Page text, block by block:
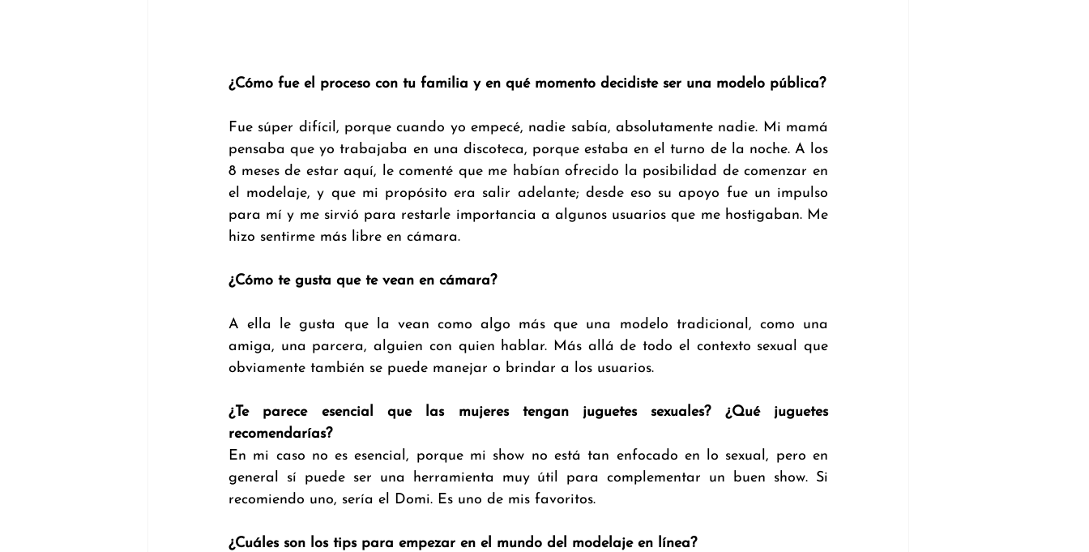
¿Cómo fue el proceso con tu familia y en qué momento decidiste ser una modelo pública?
Fue súper difícil, porque cuando yo empecé, nadie sabía, absolutamente nadie. Mi mamá
pensaba que yo trabajaba en una discoteca, porque estaba en el turno de la noche. A los
8 meses de estar aquí, le comenté que me habían ofrecido la posibilidad de comenzar en
el modelaje, y que mi propósito era salir adelante; desde eso su apoyo fue un impulso
para mí y me sirvió para restarle importancia a algunos usuarios que me hostigaban. Me
hizo sentirme más libre en cámara.
¿Cómo te gusta que te vean en cámara?
A ella le gusta que la vean como algo más que una modelo tradicional, como una
amiga, una parcera, alguien con quien hablar. Más allá de todo el contexto sexual que
obviamente también se puede manejar o brindar a los usuarios.
¿Te parece esencial que las mujeres tengan juguetes sexuales? ¿Qué juguetes
recomendarías?
En mi caso no es esencial, porque mi show no está tan enfocado en lo sexual, pero en
general sí puede ser una herramienta muy útil para complementar un buen show. Si
recomiendo uno, sería el Domi. Es uno de mis favoritos.
¿Cuáles son los tips para empezar en el mundo del modelaje en línea?